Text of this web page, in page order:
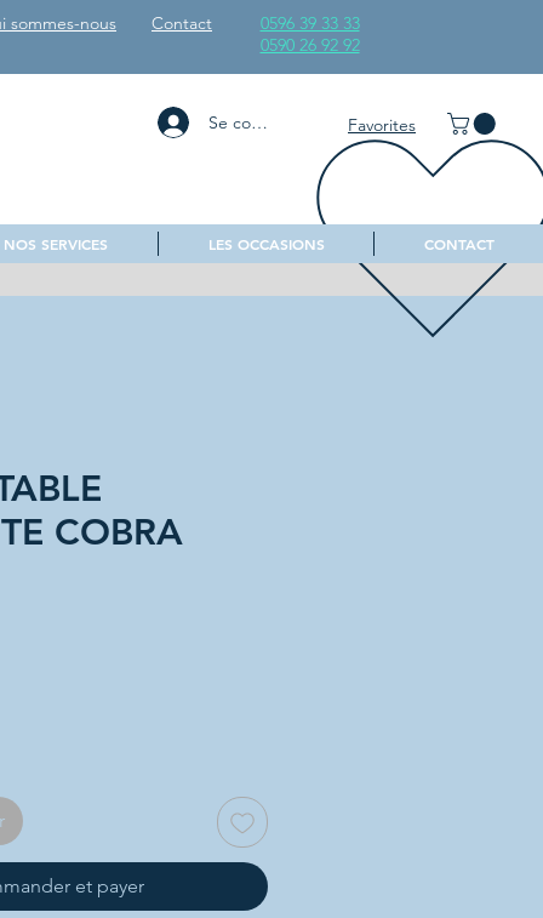
sommes-nous Contact
0596 39 33 33
0590 26 92 92
Se connecter Favorites
NOS SERVICES LES OCCASIONS CONTACT
COBRA
et payer